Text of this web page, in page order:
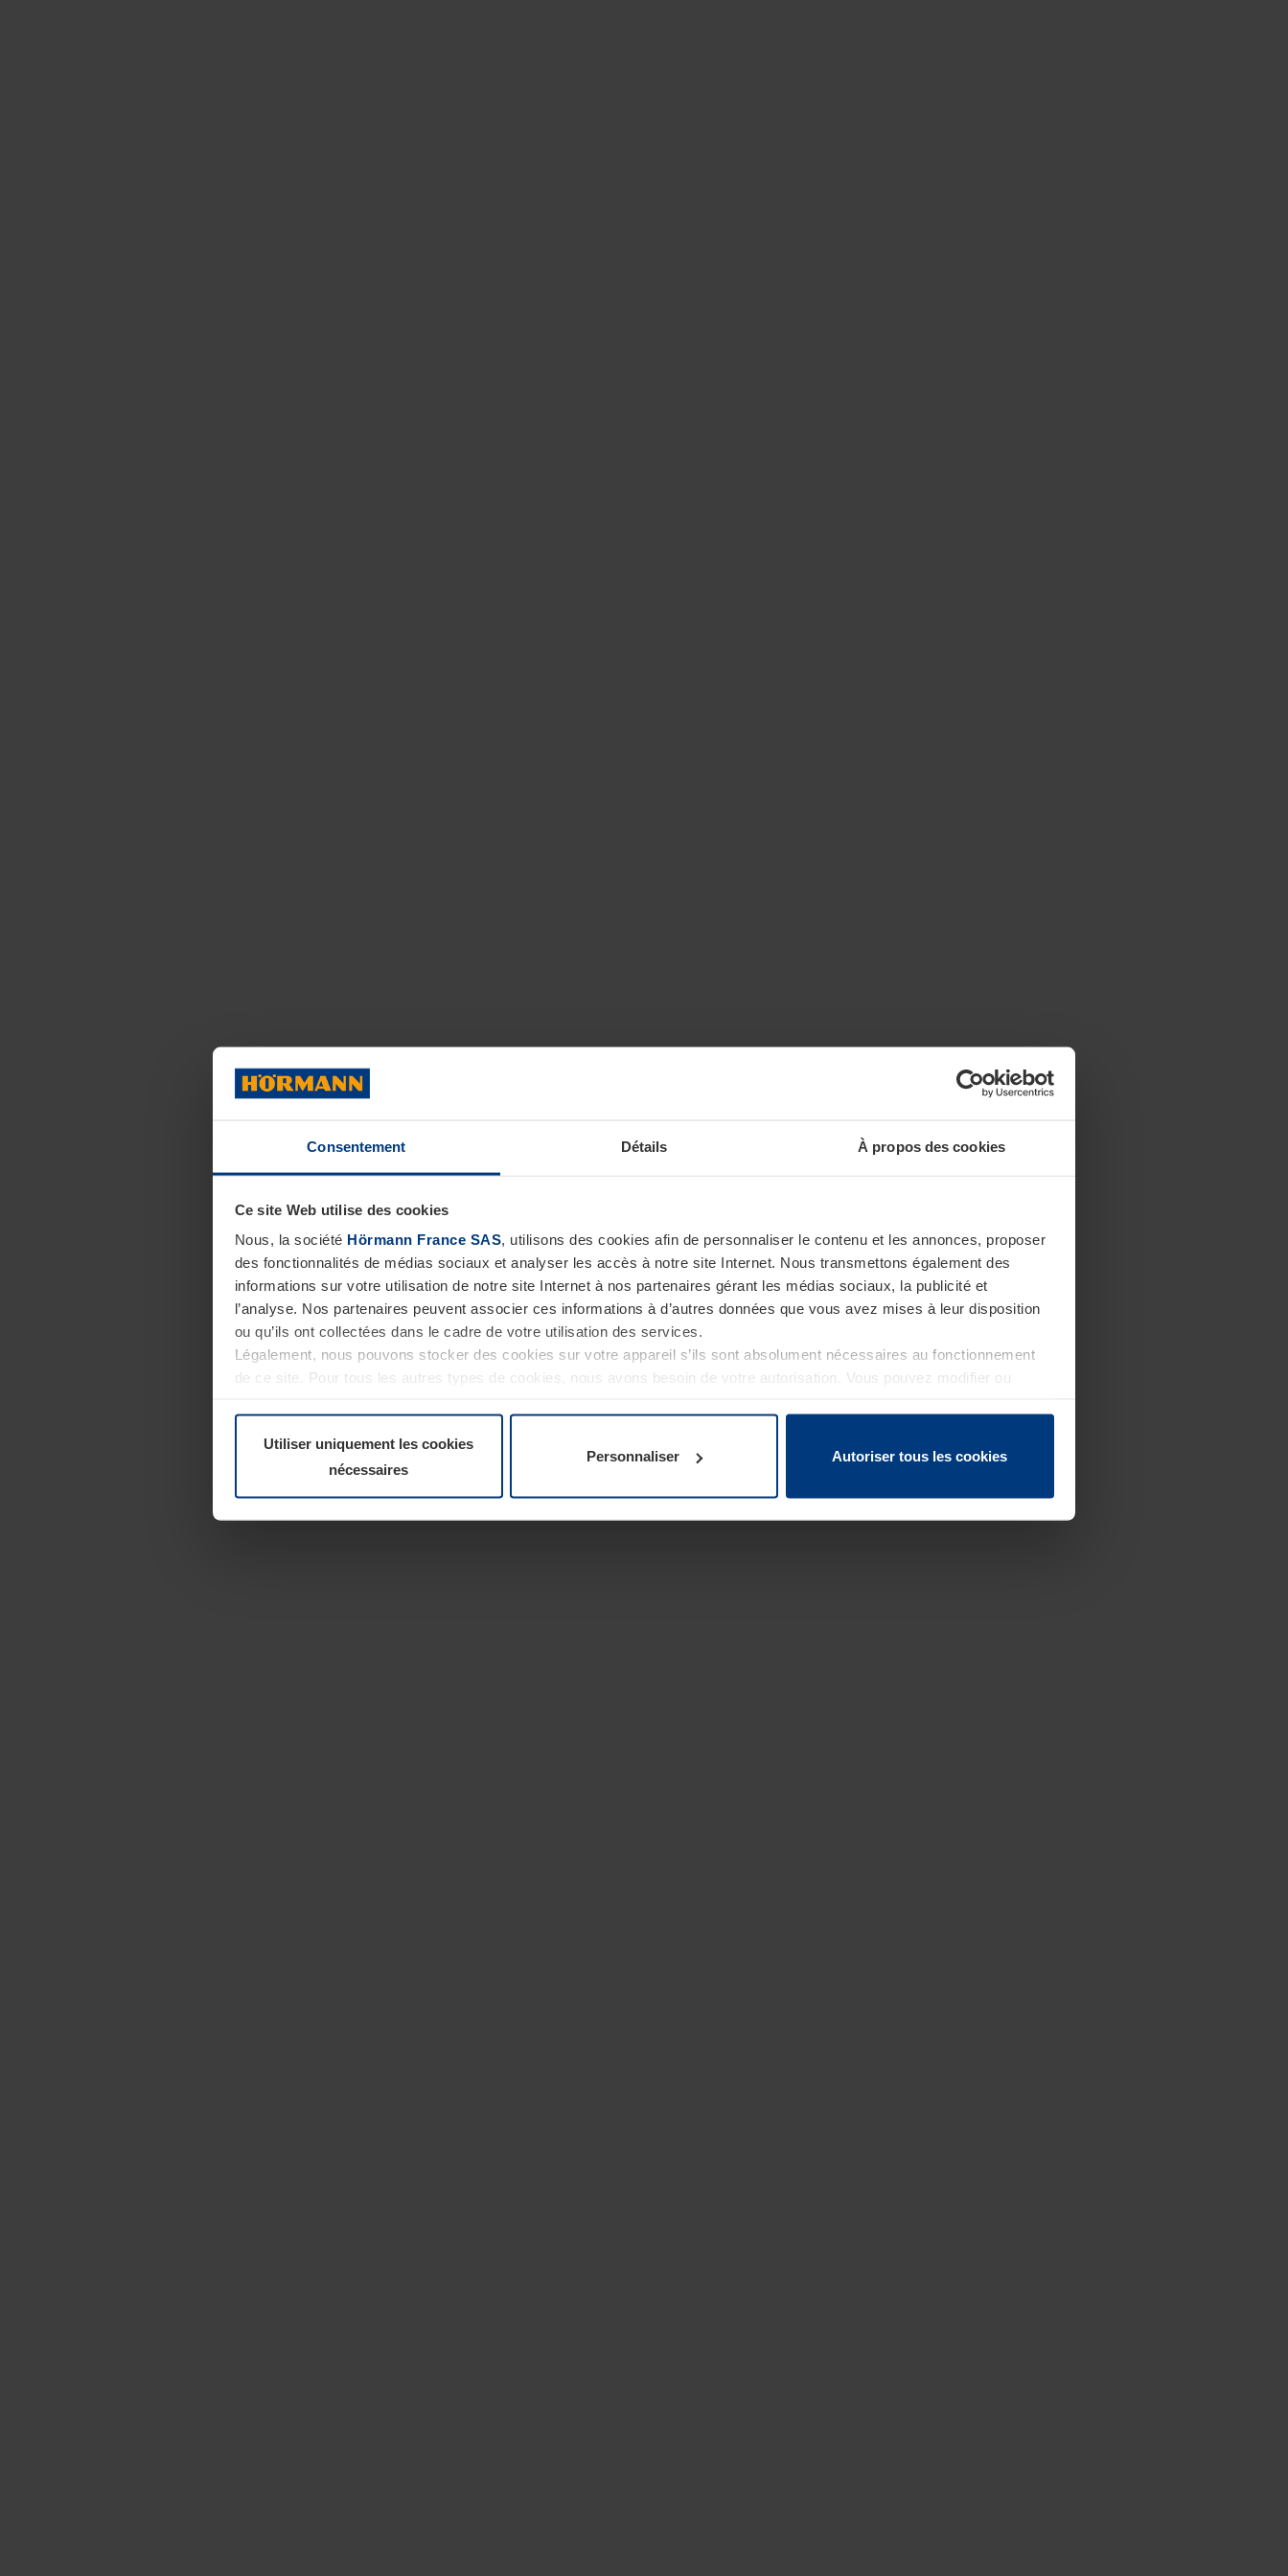
Consentement Détails À propos des cookies
Ce site Web utilise des cookies
Nous, la société Hörmann France SAS, utilisons des cookies afin de personnaliser le contenu et les annonces, proposer
des fonctionnalités de médias sociaux et analyser les accès à notre site Internet. Nous transmettons également des
informations sur votre utilisation de notre site Internet à nos partenaires gérant les médias sociaux, la publicité et
l’analyse. Nos partenaires peuvent associer ces informations à d’autres données que vous avez mises à leur disposition
ou qu’ils ont collectées dans le cadre de votre utilisation des services.
Légalement, nous pouvons stocker des cookies sur votre appareil s’ils sont absolument nécessaires au fonctionnement
de ce site. Pour tous les autres types de cookies, nous avons besoin de votre autorisation. Vous pouvez modifier ou
Utiliser uniquement les cookies
nécessaires
Personnaliser Autoriser tous les cookies